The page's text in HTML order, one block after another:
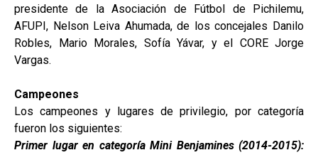
presidente de la Asociación de Fútbol de Pichilemu,
AFUPI, Nelson Leiva Ahumada, de los concejales Danilo
Robles, Mario Morales, Sofía Yávar, y el CORE Jorge
Vargas.
Campeones
Los campeones y lugares de privilegio, por categoría
fueron los siguientes:
Primer lugar en categoría Mini Benjamines (2014-2015):